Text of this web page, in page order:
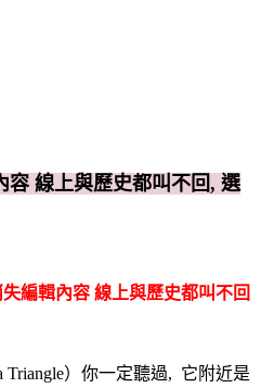
容 線上與歷史都叫不回, 選
編輯內容 線上與歷史都叫不回
Triangle）你一定聽過, 它附近是